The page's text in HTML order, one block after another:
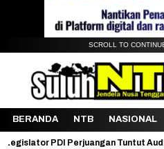
SCROLL TO
BERANDA NTB NASIONAL
PDI Perjuangan Tuntut Audit